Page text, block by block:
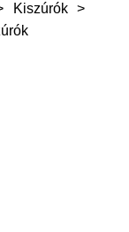
Kiszúrók >